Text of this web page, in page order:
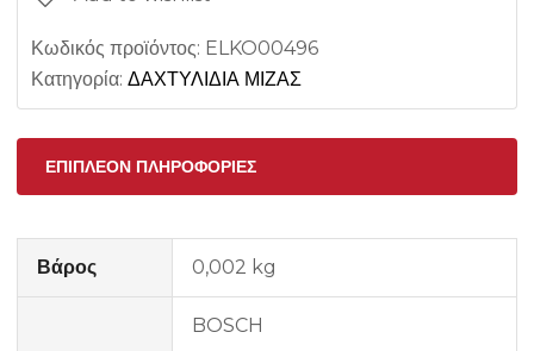
Κωδικός προϊόντος: ELKO00496
Κατηγορία: ΔΑΧΤΥΛΙΔΙΑ ΜΙΖΑΣ
ΕΠΙΠΛΈΟΝ ΠΛΗΡΟΦΟΡΊΕΣ
Βάρος 0,002 kg
BOSCH